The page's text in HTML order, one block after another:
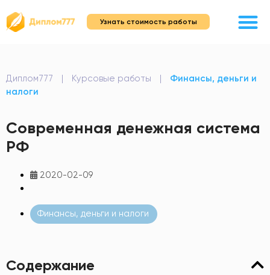
Узнать стоимость работы
Диплом777 | Курсовые работы |
Финансы, деньги и
налоги
Современная денежная система
РФ
2020-02-09
Финансы, деньги и налоги
Содержание